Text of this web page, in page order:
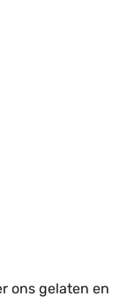
ons gelaten en